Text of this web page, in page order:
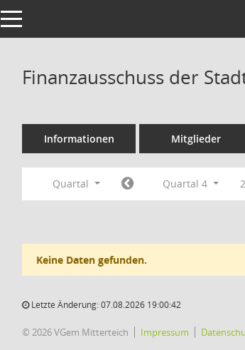
Toggle navigation
Finanzausschuss der
Informationen Mitglieder
Quartal Quartal 4
Keine Daten gefunden.
Letzte Änderung: 07.08.2026 19:00:42
© 2026 VGem Mitterteich Impressum